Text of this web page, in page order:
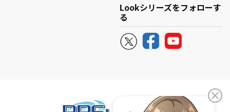
Lookシリーズをフォローす
る